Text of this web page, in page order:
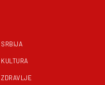
SRBIJA
KULTURA
ZDRAVLJE